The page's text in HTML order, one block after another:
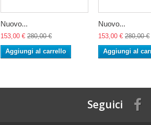
Nuovo...
153,00 € 280,00 €
Aggiungi al carrello
Nuovo...
153,00 € 280,00 €
Aggiungi al
Seguici